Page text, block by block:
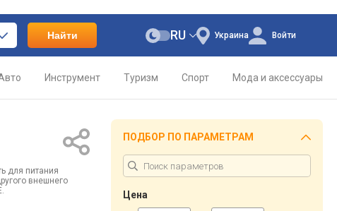
Найти Украина
RU Войти
Инструмент Туризм Спорт Мода и аксессуары
для питания
внешнего
ПОДБОР ПО ПАРАМЕТРАМ
Цена